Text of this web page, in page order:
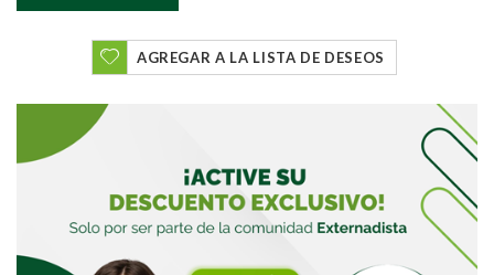
AGREGAR A LA LISTA DE DESEOS